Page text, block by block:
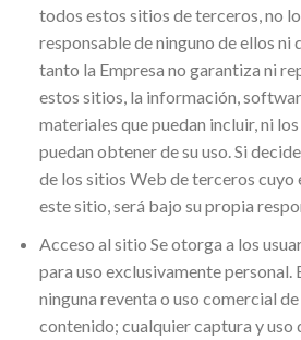
todos estos sitios de terceros, no
responsable de ninguno de ellos ni
tanto la Empresa no garantiza ni
estos sitios, la información,
materiales que puedan incluir, ni
puedan obtener de su uso. Si
de los sitios Web de terceros cuyo
este sitio, será bajo su propia
Acceso al sitio Se otorga a los
para uso exclusivamente personal.
ninguna reventa o uso comercial
contenido; cualquier captura y uso